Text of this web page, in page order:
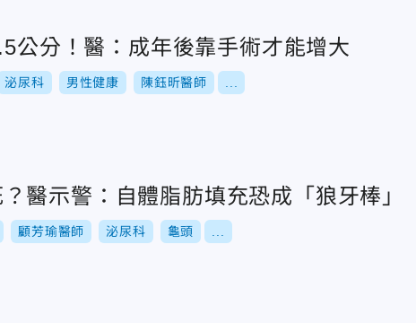
公分！醫：成年後靠手術才能增大
泌尿科 男性健康 陳鈺昕醫師
醫示警：自體脂肪填充恐成「狼牙棒」
顧芳瑜醫師 泌尿科 龜頭